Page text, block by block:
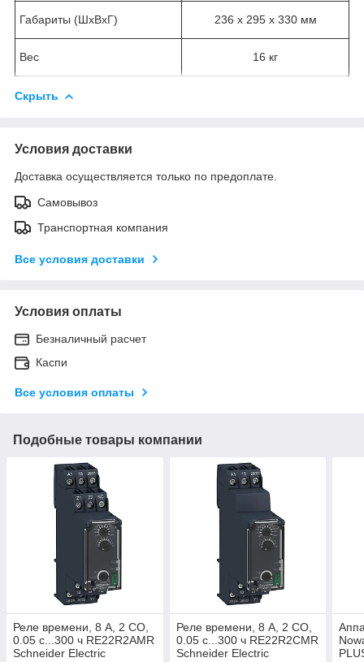
Габариты (ШхВхГ) 236 х 295 х 330 мм
Вес 16 кг
Скрыть
Условия доставки
Доставка осуществляется только по предоплате.
Самовывоз
Транспортная компания
Все условия доставки
Условия оплаты
Безналичный расчет
Каспи
Все условия оплаты
Подобные товары компании
Реле времени, 8 A, 2 CO,
0.05 с...300 ч RE22R2AMR
Schneider Electric
Реле времени, 8 A, 2 CO,
0.05 с...300 ч RE22R2CMR
Schneider Electric